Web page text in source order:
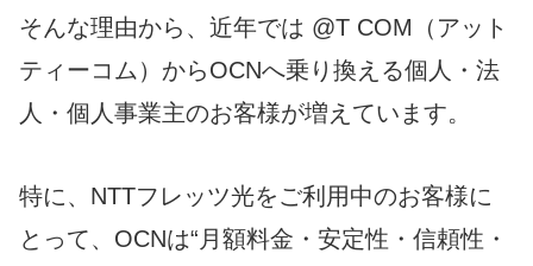
そんな理由から、近年では @T COM（アット
ティーコム）からOCNへ乗り換える個人・法
人・個人事業主のお客様が増えています。
特に、NTTフレッツ光をご利用中のお客様に
とって、OCNは“月額料金・安定性・信頼性・